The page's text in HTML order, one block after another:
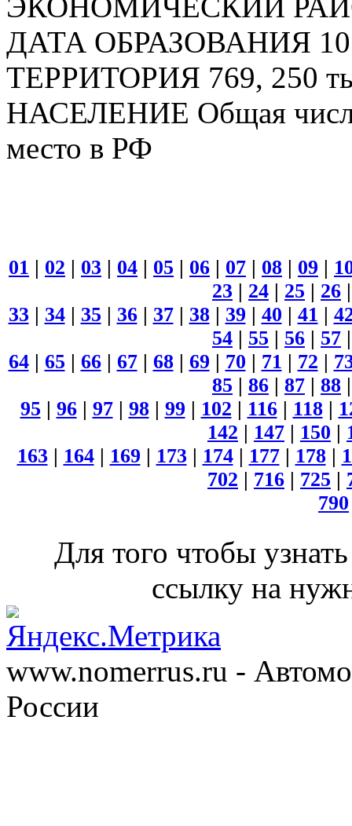
ДАТА ОБРАЗОВАНИЯ 10
ТЕРРИТОРИЯ 769, 250
НАСЕЛЕНИЕ Общая
место в РФ
01 | 02 | 03 | 04 | 05 | 06 | 07 | 08 | 09 |
23 | 24 | 25 | 26
33 | 34| 35 | 36| 37| 38| 39 | 40 | 41 |
54 | 55 | 56 | 57
64| 65 | 66| 67| 68| 69 | 70 | 71 | 72 |
85 | 86 | 87 | 88
95 | 96| 97| 98| 99 | 102 | 116| 118|
142 | 147 | 150 |
163 | 164| 169 | 173 | 174| 177| 178|
702 | 716 | 725 |
790
Для того чтобы
ссылку на
www.nomerrus.ru -
России